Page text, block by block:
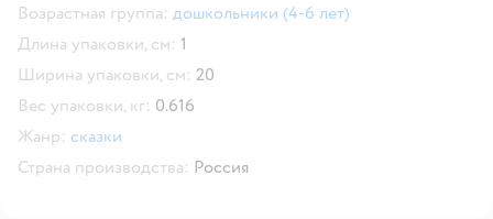
Возрастная группа: дошкольники (4-6 лет)
Длина упаковки, см: 1
Ширина упаковки, см: 20
Вес упаковки, кг: 0.616
Жанр: сказки
Страна производства: Россия